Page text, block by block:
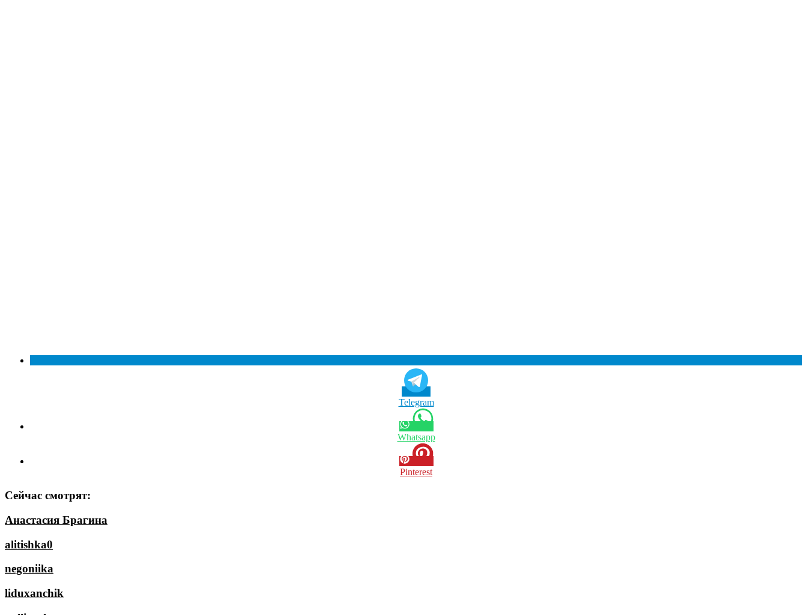
Telegram
Whatsapp
Pinterest
Сейчас смотрят:
Анастасия Брагина
alitishka0
negoniika
liduxanchik